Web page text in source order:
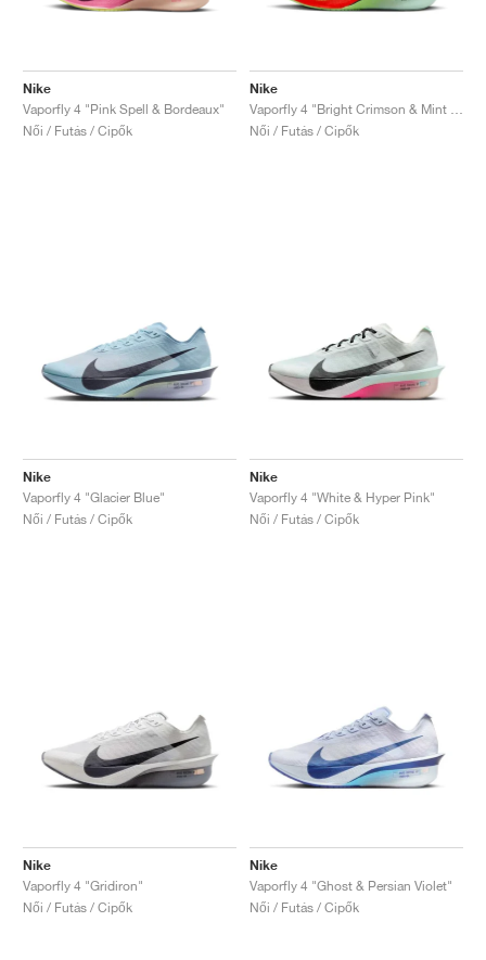
Nike
Vaporfly 4 "Pink Spell & Bordeaux"
Női / Futás / Cipők
Nike
Női / Futás / Cipők
Nike
Vaporfly 4 "Glacier Blue"
Női / Futás / Cipők
Nike
Vaporfly 4 "White & Hyper Pink"
Női / Futás / Cipők
Nike
Vaporfly 4 "Gridiron"
Női / Futás / Cipők
Nike
Vaporfly 4 "Ghost & Persian Violet"
Női / Futás / Cipők